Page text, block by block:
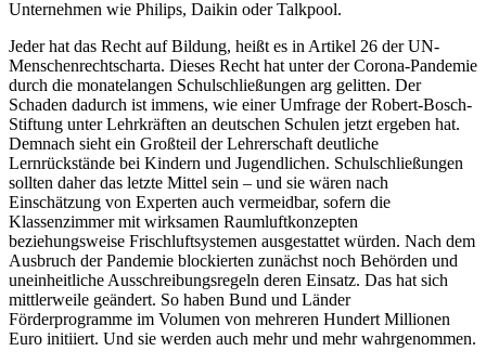
Unternehmen wie Philips, Daikin oder Talkpool.
Jeder hat das Recht auf Bildung, heißt es in Artikel 26 der UN-
Menschenrechtscharta. Dieses Recht hat unter der Corona-Pandemie
durch die monatelangen Schulschließungen arg gelitten. Der
Schaden dadurch ist immens, wie einer Umfrage der Robert-Bosch-
Stiftung unter Lehrkräften an deutschen Schulen jetzt ergeben hat.
Demnach sieht ein Großteil der Lehrerschaft deutliche
Lernrückstände bei Kindern und Jugendlichen. Schulschließungen
sollten daher das letzte Mittel sein – und sie wären nach
Einschätzung von Experten auch vermeidbar, sofern die
Klassenzimmer mit wirksamen Raumluftkonzepten
beziehungsweise Frischluftsystemen ausgestattet würden. Nach dem
Ausbruch der Pandemie blockierten zunächst noch Behörden und
uneinheitliche Ausschreibungsregeln deren Einsatz. Das hat sich
mittlerweile geändert. So haben Bund und Länder
Förderprogramme im Volumen von mehreren Hundert Millionen
Euro initiiert. Und sie werden auch mehr und mehr wahrgenommen.